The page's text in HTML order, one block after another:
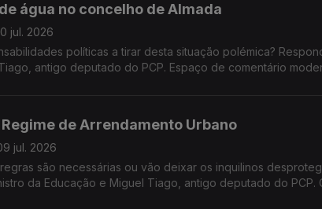
água no concelho de Almada
jul. 2026
políticas a tirar desta situação polémica?
antigo deputado do PCP. Espaço de comentário
Regime de Arrendamento Urbano
jul. 2026
são necessárias ou vão deixar os inquilinos
da Educação e Miguel Tiago, antigo deputado do